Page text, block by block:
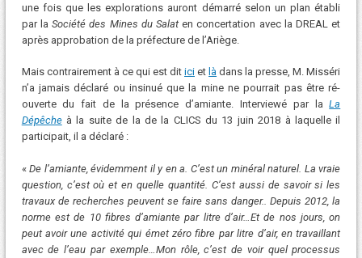
une fois que les explorations auront démarré selon un plan établi
par laSociété des Mines du Salat en concertation avec la DREAL et
après approbation de la préfecture de l’Ariège.
Mais contrairement à ce qui est dit ici et là dans la presse, M. Misséri
n’a jamais déclaré ou insinué que la mine ne pourrait pas être ré-
ouverte du fait de la présence d’amiante. Interviewé par laLa
Dépêche à la suite de la de la CLICS du 13 juin 2018 à laquelle il
participait, il a déclaré :
«De l’amiante, évidemment il y en a. C’est un minéral naturel. La vraie
question, c’est où et en quelle quantité. C’est aussi de savoir si les
travaux de recherches peuvent se faire sans danger.. Depuis 2012, la
norme est de 10 fibres d’amiante par litre d’air…Et de nos jours, on
peut avoir une activité qui émet zéro fibre par litre d’air, en travaillant
avec de l’eau par exemple…Mon rôle, c’est de voir quel processus